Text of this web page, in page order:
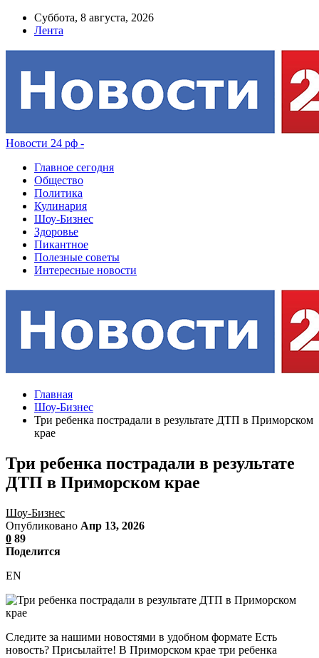
Суббота, 8 августа, 2026
Лента
Новости 24 рф -
Главное сегодня
Общество
Политика
Кулинария
Шоу-Бизнес
Здоровье
Пикантное
Полезные советы
Интересные новости
Главная
Шоу-Бизнес
Три ребенка пострадали в результате ДТП в Приморском
крае
Три ребенка пострадали в результате
ДТП в Приморском крае
Шоу-Бизнес
Опубликовано Апр 13, 2026
0 89
Поделится
EN
Следите за нашими новостями в удобном формате Есть
новость? Присылайте! В Приморском крае три ребенка